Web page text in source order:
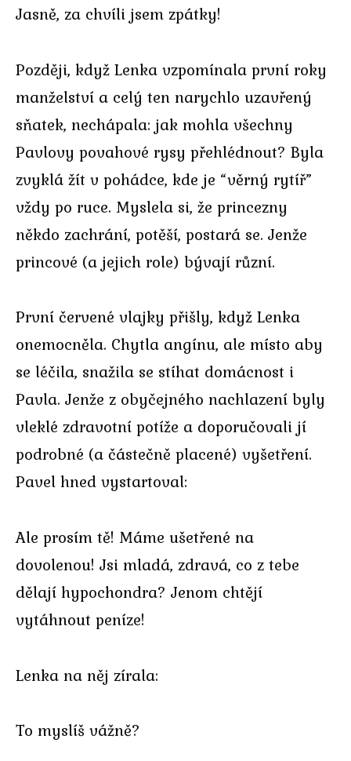
Jasně, za chvíli jsem zpátky!
Později, když Lenka vzpomínala první roky
manželství a celý ten narychlo uzavřený
sňatek, nechápala: jak mohla všechny
Pavlovy povahové rysy přehlédnout? Byla
zvyklá žít v pohádce, kde je “věrný rytíř”
vždy po ruce. Myslela si, že princezny
někdo zachrání, potěší, postará se. Jenže
princové (a jejich role) bývají různí.
První červené vlajky přišly, když Lenka
onemocněla. Chytla angínu, ale místo aby
se léčila, snažila se stíhat domácnost i
Pavla. Jenže z obyčejného nachlazení byly
vleklé zdravotní potíže a doporučovali jí
podrobné (a částečně placené) vyšetření.
Pavel hned vystartoval:
Ale prosím tě! Máme ušetřené na
dovolenou! Jsi mladá, zdravá, co z tebe
dělají hypochondra? Jenom chtějí
vytáhnout peníze!
Lenka na něj zírala:
To myslíš vážně?